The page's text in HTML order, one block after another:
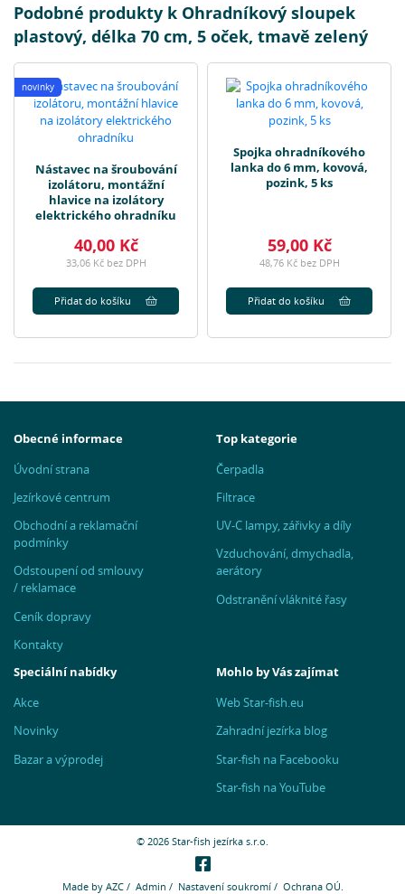
Podobné produkty k Ohradníkový sloupek
plastový, délka 70 cm, 5 oček, tmavě zelený
novinky
Nástavec na šroubování
izolátoru, montážní
hlavice na izolátory
elektrického ohradníku
40,00 Kč
33,06 Kč bez DPH
Přidat do košíku
Spojka ohradníkového
lanka do 6 mm, kovová,
pozink, 5 ks
59,00 Kč
48,76 Kč bez DPH
Přidat do košíku
Obecné informace
Úvodní strana
Jezírkové centrum
Obchodní a reklamační
podmínky
Odstoupení od smlouvy
/ reklamace
Ceník dopravy
Kontakty
Top kategorie
Čerpadla
Filtrace
UV-C lampy, zářivky a díly
Vzduchování, dmychadla,
aerátory
Odstranění vláknité řasy
Speciální nabídky
Akce
Novinky
Bazar a výprodej
Mohlo by Vás zajímat
Web Star-fish.eu
Zahradní jezírka blog
Star-fish na Facebooku
Star-fish na YouTube
© 2026 Star-fish jezírka s.r.o.
Made by AZC/ Admin / Nastavení soukromí/ Ochrana OÚ.